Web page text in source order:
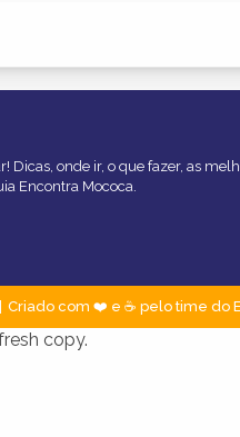
onde ir, o que fazer, as
Encontra Mococa.
Criado com ❤️ e ☕ pelo time do
copy.